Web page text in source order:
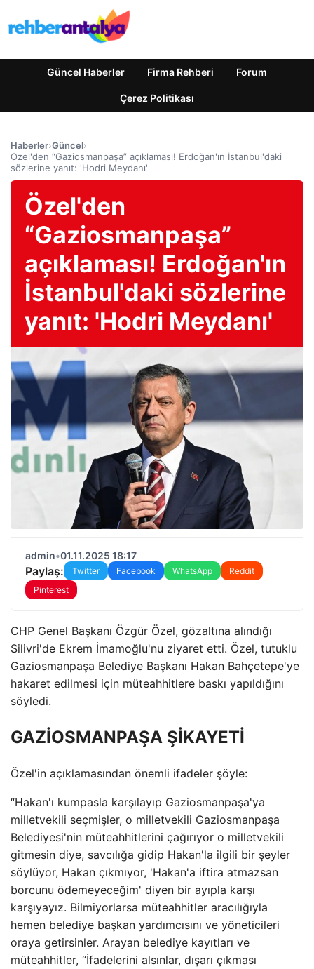
Güncel Haberler Firma Rehberi Forum
Çerez Politikası
Haberler›Güncel›
Özel'den “Gaziosmanpaşa” açıklaması! Erdoğan'ın İstanbul'daki
sözlerine yanıt: 'Hodri Meydanı'
Özel'den
“Gaziosmanpaşa”
açıklaması! Erdoğan'ın
İstanbul'daki sözlerine
yanıt: 'Hodri Meydanı'
admin•01.11.2025 18:17
Paylaş: Twitter Facebook WhatsApp
Reddit
Pinterest
CHP Genel Başkanı Özgür Özel, gözaltına alındığı
Silivri'de Ekrem İmamoğlu'nu ziyaret etti. Özel, tutuklu
Gaziosmanpaşa Belediye Başkanı Hakan Bahçetepe'ye
hakaret edilmesi için müteahhitlere baskı yapıldığını
söyledi.
GAZİOSMANPAŞA ŞİKAYETİ
Özel'in açıklamasından önemli ifadeler şöyle:
“Hakan'ı kumpasla karşılayıp Gaziosmanpaşa'ya
milletvekili seçmişler, o milletvekili Gaziosmanpaşa
Belediyesi'nin müteahhitlerini çağırıyor o milletvekili
gitmesin diye, savcılığa gidip Hakan'la ilgili bir şeyler
söylüyor, Hakan çıkmıyor, 'Hakan'a iftira atmazsan
borcunu ödemeyeceğim' diyen bir ayıpla karşı
karşıyayız. Bilmiyorlarsa müteahhitler aracılığıyla
hemen belediye başkan yardımcısını ve yöneticileri
oraya getirsinler. Arayan belediye kayıtları ve
müteahhitler, “İfadelerini alsınlar, dışarı çıkması